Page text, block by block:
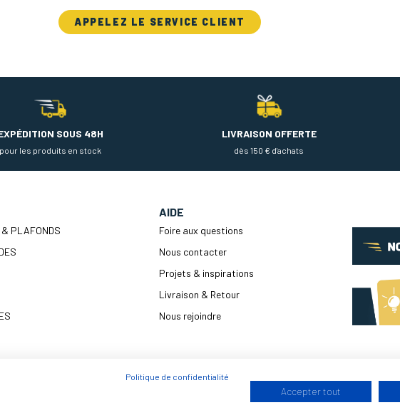
APPELEZ LE SERVICE CLIENT
SOUS 48H
pour les produits en stock
LIVRAISON OFFERTE
dès 150 € d'achats
& PLAFONDS
AIDE
Foire aux questions
Nous contacter
Projets & inspirations
Livraison & Retour
Nous rejoindre
Politique de confidentialité
Accepter tout